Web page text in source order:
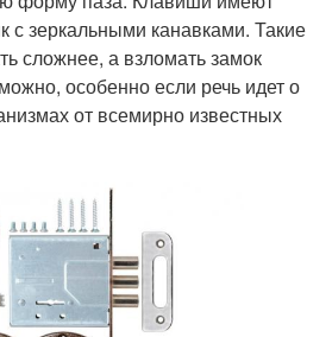
с зеркальными канавками. Такие
сложнее, а взломать замок
особенно если речь идет о
от всемирно известных